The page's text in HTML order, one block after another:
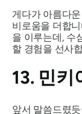
게다가 아름다운
비로움을 더합
을 이루는데, 수
할 경험을 선사
13. 민키
앞서 말씀드렸